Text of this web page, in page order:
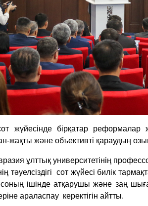
жүйесінде бірқатар реформалар
жақты және объективті қараудың
ұлттық университетінің
тәуелсіздігі сот жүйесі билік
соның ішінде атқарушы және заң
араласпау керектігін айтты.